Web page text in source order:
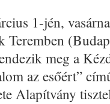
1-jén,
Teremben
meg a
az esőért”
Alapítvány